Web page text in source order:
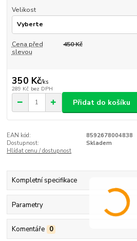
Velikost
Cena před
slevou
450 Kč
350 Kč/ks
289 Kč bez DPH
Přidat do košíku
EAN kód:
8592678004838
Dostupnost:
Skladem
Hlídat cenu / dostupnost
Kompletní specifikace
Parametry
Komentáře 0